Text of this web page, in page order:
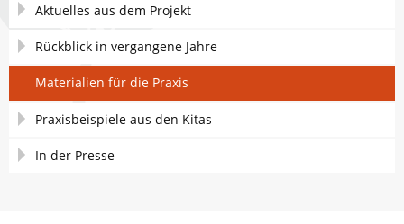
Aktuelles aus dem Projekt
Rückblick in vergangene Jahre
Materialien für die Praxis
Praxisbeispiele aus den Kitas
In der Presse